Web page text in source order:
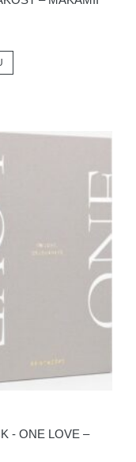
- ONE LOVE –